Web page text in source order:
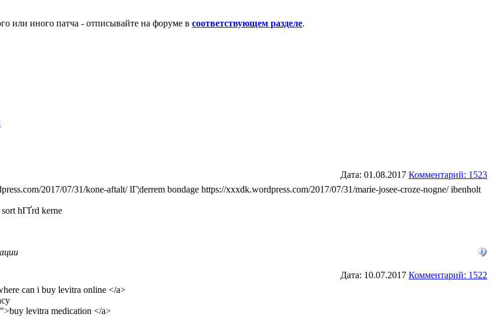
или иного патча - отписывайте на форуме в соответствующем разделе.
Дата: 01.08.2017 Комментарий: 1523
2017/07/31/kone-aftalt/ lГ¦derrem bondage https://xxxdk.wordpress.com/2017/07/31/marie-josee-croze-nogne/ ibenholt
hГҐrd kerne
Дата: 10.07.2017 Комментарий: 1522
can i buy levitra online </a>
levitra medication </a>